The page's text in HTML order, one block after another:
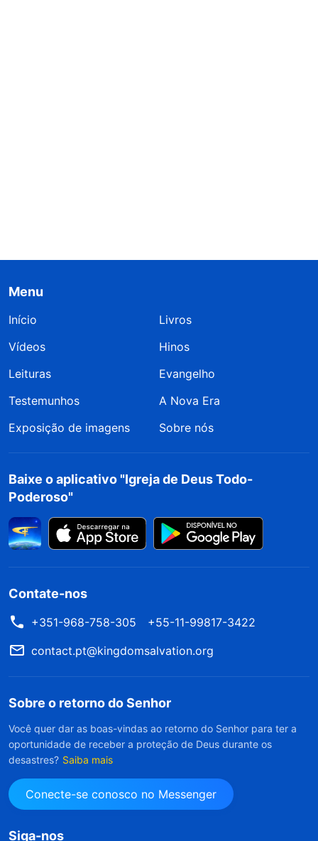
Menu
Início
Livros
Vídeos
Hinos
Leituras
Evangelho
Testemunhos
A Nova Era
Exposição de imagens
Sobre nós
Baixe o aplicativo "Igreja de Deus Todo-
Poderoso"
Contate-nos
+351-968-758-305
+55-11-99817-3422
contact.pt@kingdomsalvation.org
Sobre o retorno do Senhor
Você quer dar as boas-vindas ao retorno do Senhor para ter a
oportunidade de receber a proteção de Deus durante os
desastres? Saiba mais
Conecte-se conosco no Messenger
Siga-nos